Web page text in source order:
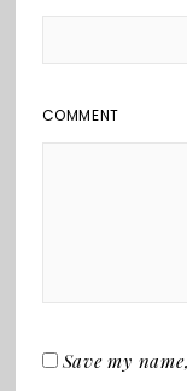
COMMENT
Save my